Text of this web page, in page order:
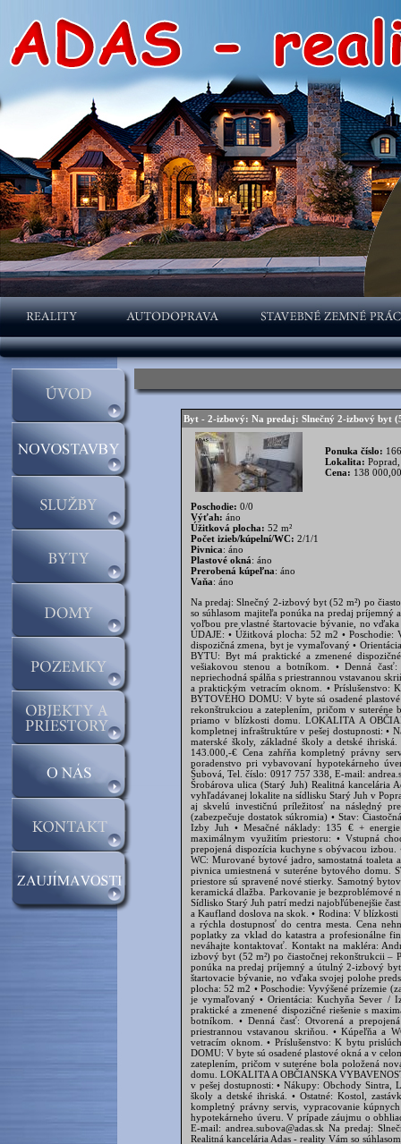
Byt - 2-izbový: Na predaj: Slnečný 2-izbový byt
Ponuka číslo:
Lokalita:
Cena: 138
Poschodie: 0/0
Výťah: áno
Úžitková plocha: 52 m²
Počet izieb/kúpelní/WC: 2/1/1
Pivnica: áno
Plastové okná: áno
Prerobená kúpeľna: áno
Vaňa: áno
Na predaj: Slnečný 2-izbový byt (52 m²) po čiastočnej rekonštrukcii – Poprad, Šrobárova ulica (Starý Juh) Realitná kancelária Adas - reality Vám so súhlasom majiteľa ponúka na predaj príjemný a útulný 2-izbový byt vo vyhľadávanej lokalite na sídlisku Starý Juh v Poprade. Byt je ideálnou voľbou pre vlastné štartovacie bývanie, no vďaka svojej polohe predstavuje aj skvelú investičnú príležitosť na následný prenájom. ZÁKLADNÉ ÚDAJE: • Úžitková plocha: 52 m2 • Poschodie: Vyvýšené prízemie (zabezpečuje dostatok súkromia) • Stav: Čiastočná rekonštrukcia, praktická dispozičná zmena, byt je vymaľovaný • Orientácia: Kuchyňa Sever / Izby Juh • Mesačné náklady: 135 € + energie DISPOZÍCIA A VYBAVENIE BYTU: Byt má praktické a zmenené dispozičné riešenie s maximálnym využitím priestoru: • Vstupná chodba: Menšia predsieň vybavená vešiakovou stenou a botníkom. • Denná časť: Otvorená a prepojená dispozícia kuchyne s obývacou izbou. • Nočná časť: Samostatná, nepriechodná spálňa s priestrannou vstavanou skriňou. • Kúpeľňa a WC: Murované bytové jadro, samostatná toaleta a samostatná kúpeľňa s vaňou a praktickým vetracím oknom. • Príslušenstvo: K bytu prislúcha pivnica umiestnená v suteréne bytového domu. STAV NEHNUTEĽNOSTI A BYTOVÉHO DOMU: V byte sú osadené plastové okná a v celom priestore sú spravené nové stierky. Samotný bytový dom prešiel kompletnou rekonštrukciou a zateplením, pričom v suteréne bola položená nová keramická dlažba. Parkovanie je bezproblémové na verejnom parkovisku priamo v blízkosti domu. LOKALITA A OBČIANSKA VYBAVENOSŤ: Sídlisko Starý Juh patrí medzi najobľúbenejšie časti Popradu vďaka kompletnej infraštruktúre v pešej dostupnosti: • Nákupy: Obchody Sintra, Lidl a Kaufland doslova na skok. • Rodina: V blízkosti sa nachádzajú materské školy, základné školy a detské ihriská. • Ostatné: Kostol, zastávky MHD a rýchla dostupnosť do centra mesta. Cena nehnuteľnosti: 143.000,-€ Cena zahŕňa kompletný právny servis, vypracovanie kúpnych zmlúv, poplatky za vklad do katastra a profesionálne finančné poradenstvo pri vybavovaní hypotekárneho úveru. V prípade záujmu o obhliadku ma neváhajte kontaktovať. Kontakt na makléra: Andrea Šubová, Tel. číslo: 0917 757 338, E-mail: andrea.subova@adas.sk Na predaj: Slnečný 2-izbový byt (52 m²) po čiastočnej rekonštrukcii – Poprad, Šrobárova ulica (Starý Juh) Realitná kancelária Adas - reality Vám so súhlasom majiteľa ponúka na predaj príjemný a útulný 2-izbový byt vo vyhľadávanej lokalite na sídlisku Starý Juh v Poprade. Byt je ideálnou voľbou pre vlastné štartovacie bývanie, no vďaka svojej polohe predstavuje aj skvelú investičnú príležitosť na následný prenájom. ZÁKLADNÉ ÚDAJE: • Úžitková plocha: 52 m2 • Poschodie: Vyvýšené prízemie (zabezpečuje dostatok súkromia) • Stav: Čiastočná rekonštrukcia, praktická dispozičná zmena, byt je vymaľovaný • Orientácia: Kuchyňa Sever / Izby Juh • Mesačné náklady: 135 € + energie DISPOZÍCIA A VYBAVENIE BYTU: Byt má praktické a zmenené dispozičné riešenie s maximálnym využitím priestoru: • Vstupná chodba: Menšia predsieň vybavená vešiakovou stenou a botníkom. • Denná časť: Otvorená a prepojená dispozícia kuchyne s obývacou izbou. • Nočná časť: Samostatná, nepriechodná spálňa s priestrannou vstavanou skriňou. • Kúpeľňa a WC: Murované bytové jadro, samostatná toaleta a samostatná kúpeľňa s